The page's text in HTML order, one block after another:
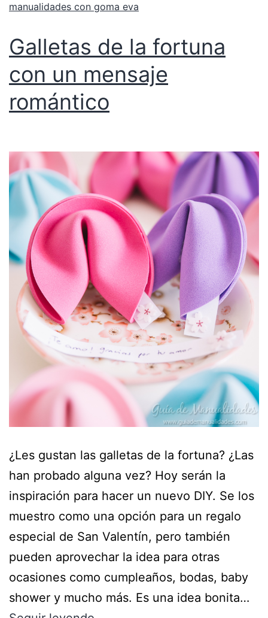
manualidades con goma eva
Galletas de la fortuna
con un mensaje
romántico
¿Les gustan las galletas de la fortuna? ¿Las
han probado alguna vez? Hoy serán la
inspiración para hacer un nuevo DIY. Se los
muestro como una opción para un regalo
especial de San Valentín, pero también
pueden aprovechar la idea para otras
ocasiones como cumpleaños, bodas, baby
shower y mucho más. Es una idea bonita…